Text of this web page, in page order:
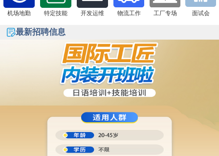
机场地勤 特定技能 开发运维 物流工作 工厂专场 面试会
最新招聘信息